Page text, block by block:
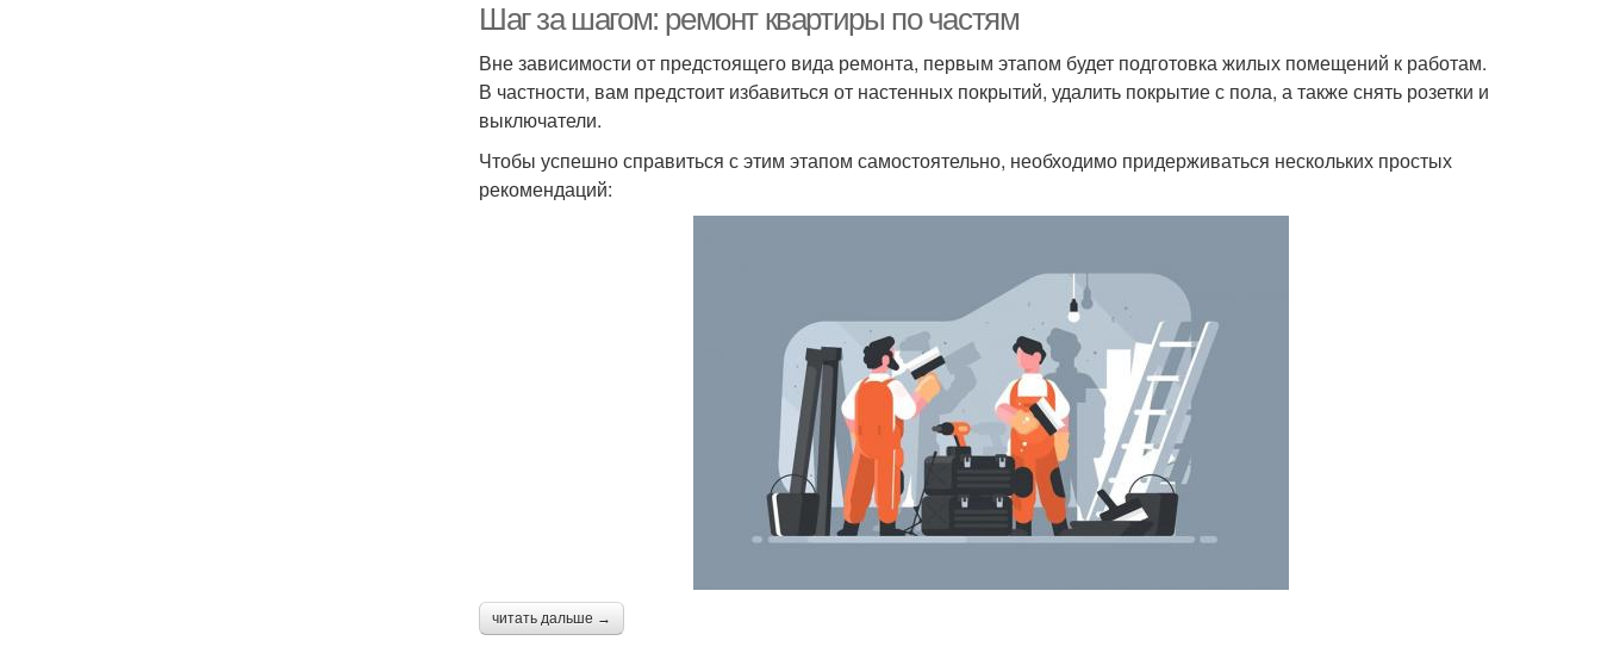
Шаг за шагом: ремонт квартиры по частям
Вне зависимости от предстоящего вида ремонта, первым этапом будет подготовка жилых помещений к работам.
В частности, вам предстоит избавиться от настенных покрытий, удалить покрытие с пола, а также снять розетки и
выключатели.
Чтобы успешно справиться с этим этапом самостоятельно, необходимо придерживаться нескольких простых
рекомендаций:
читать дальше →